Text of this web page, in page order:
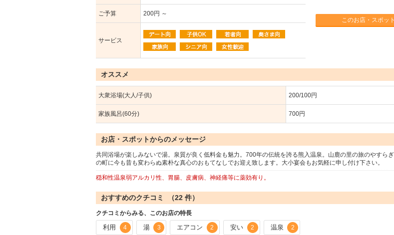
ご予算 200円 ～
サービス
このお店・スポッ
オススメ
大衆浴場(大人/子供) 200/100円
家族風呂(60分) 700円
お店・スポットからのメッセージ
共同浴場が楽しみないで湯。泉質が良く低料金も魅力。700年の伝統を誇る熊入温泉。山鹿の里の旅のやすら
の町に今も昔も変わらぬ素朴な真心のおもてなしでお迎え致します。大小宴会もお気軽に申し付け下さい。
穏和性温泉弱アルカリ性、胃腸、皮膚病、神経痛等に薬効有り。
おすすめのクチコミ （22 件）
クチコミからみる、このお店の特長
利用 4 湯 3 エアコン 2 安い 2 温泉 2